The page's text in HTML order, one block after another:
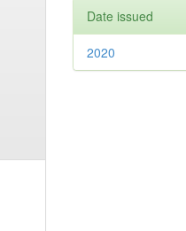
Date issued
2020